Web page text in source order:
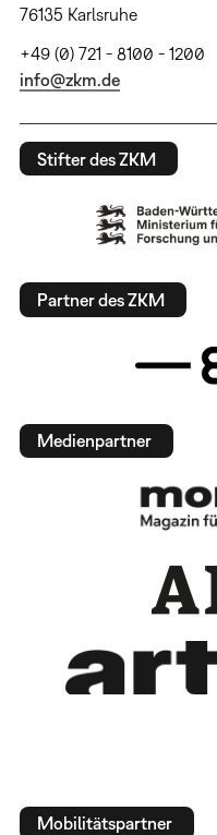
76135 Karlsruhe
+49 (0) 721 - 8100 - 1200
info@zkm.de
Stifter des ZKM
Partner des ZKM
Medienpartner
Mobilitätspartner